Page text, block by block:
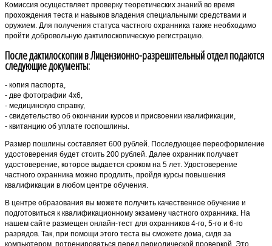
Комиссия осуществляет проверку теоретических знаний во время
прохождения теста и навыков владения специальными средствами и
оружием. Для получения статуса частного охранника также необходимо
пройти добровольную дактилоскопическую регистрацию.
После дактилоскопии в Лицензионно-разрешительный отдел подаются
следующие документы:
- копия паспорта,
- две фотографии 4х6,
- медицинскую справку,
- свидетельство об окончании курсов и присвоении квалификации,
- квитанцию об уплате госпошлины.
Размер пошлины составляет 600 рублей. Последующее переоформление
удостоверения будет стоить 200 рублей. Далее охранник получает
удостоверение, которое выдается сроком на 5 лет. Удостоверение
частного охранника можно продлить, пройдя курсы повышения
квалификации в любом центре обучения.
В центре образования вы можете получить качественное обучение и
подготовиться к квалификационному экзамену частного охранника. На
нашем сайте размещен онлайн-тест для охранников 4-го, 5-го и 6-го
разрядов. Так, при помощи этого теста вы сможете дома, сидя за